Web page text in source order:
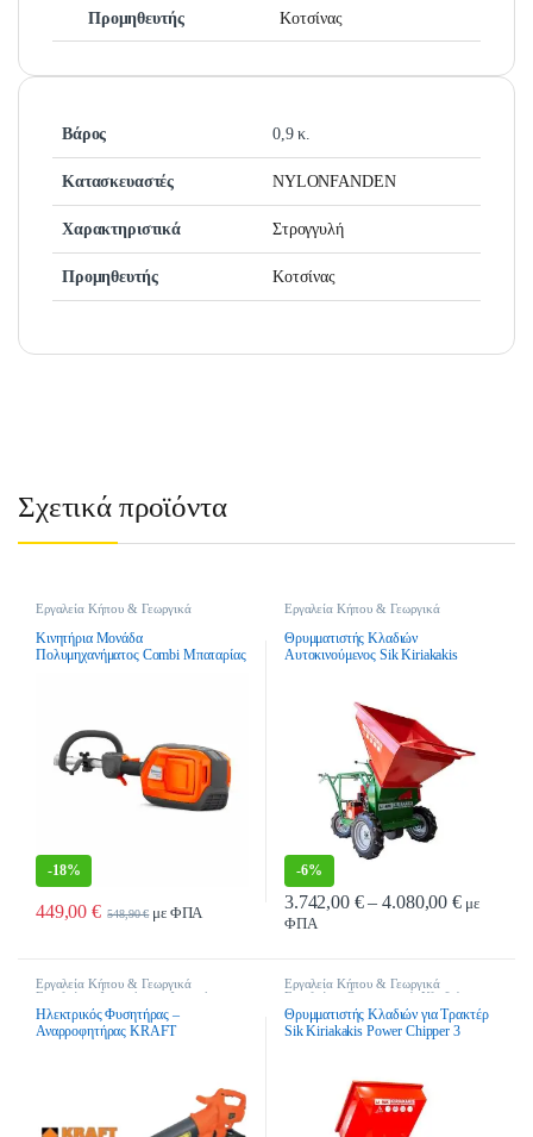
Προμηθευτής Κοτσίνας
Βάρος 0,9 κ.
Κατασκευαστές NYLONFANDEN
Χαρακτηριστικά Στρογγυλή
Προμηθευτής Κοτσίνας
Σχετικά προϊόντα
Εργαλεία Κήπου & Γεωργικά
Πολυμηχανημάτων ,
Κινητήρια Μονάδα
Πολυμηχανήματος Combi Μπαταρίας
-18%
449,00€ 548,90€με ΦΠΑ
Εργαλεία Κήπου & Γεωργικά
θρυμματιστές Κλαδιών Πετρελαίου
Θρυμματιστής Κλαδιών
Αυτοκινούμενος Sik Kiriakakis
-6%
3.742,00 € – 4.080,00 €Price
με
ΦΠΑ
Αυτό το προϊόν έχει πολλαπλές
Εργαλεία Κήπου & Γεωργικά
Εργαλεία
Φυσητήρες
Φυσητήρες
Ρεύματος
Ηλεκτρικός Φυσητήρας –
Αναρροφητήρας KRAFT
Εργαλεία Κήπου & Γεωργικά
Εργαλεία
Θρυμματιστές Κλαδιών
Θρυμματιστές Κλαδιών Τρακτέρ-PTO
Θρυμματιστής Κλαδιών για Τρακτέρ
Sik Kiriakakis Power Chipper 3